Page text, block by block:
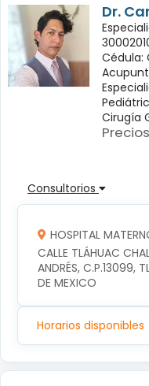
Dr.
Cédula:
Cirugía
Consultorios
HOSPITAL
CALLE TLÁHUAC
ANDRÉS, C.P.13099,
DE MEXICO
Horarios disponibles